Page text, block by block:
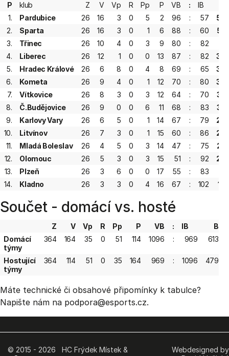
P klub Z V Vp R Pp P VB : IB
1.
Pardubice 26 16 3 0 5 2 96 : 57
59
2.
Sparta 26 16 3 0 1 6 88 : 60
55
3.
Třinec 26 10 4 0 3 9 80 : 82
4.
Liberec 26 12 1 0 0 13 87 : 82
38
5.
Hradec Králové 26 6 8 0 4 8 69 : 65
38
6.
Kometa 26 9 4 0 1 12 70 : 80
36
7.
Vítkovice 26 8 3 0 3 12 64 : 70
33
8.
Č.Budějovice 26 9 0 0 6 11 68 : 83
33
9.
Karlovy Vary 26 6 5 0 1 14 67 : 79
29
10.
Litvínov 26 7 3 0 1 15 60 : 86
28
11.
Mladá Boleslav 26 4 5 0 3 14 47 : 75
25
12.
Olomouc 26 5 3 0 3 15 51 : 92
24
13.
Plzeň 26 3 6 0 0 17 55 : 83
14.
Kladno 26 3 3 0 4 16 67 : 102 19
Součet - domácí vs. hosté
Z V Vp R Pp P VB : IB
B
Domácí
týmy
364 164 35 0 51 114 1096 : 969 613
Hostující
týmy
364 114 51 0 35 164 969 : 1096 479
Máte technické či obsahové připomínky k tabulce?
Napište nám na podpora@esports.cz.
© 2015 - 2026 HC Frýdek Místek &
Webdesigned by